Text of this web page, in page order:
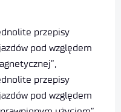
przepisy
pod względem
przepisy
pod względem